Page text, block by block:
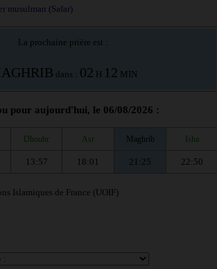
musulman (Safar)
La prochaine prière est :
dans : 02 H 12 MIN
pour aujourd'hui, le 06/08/2026 :
Dhouhr Asr Maghrib Isha
13:57 18:01 21:25 22:50
Islamiques de France (UOIF)